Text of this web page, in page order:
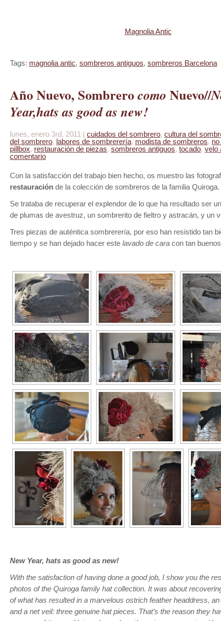
Magnolia Antic
Tags: magnolia antic, sombreros antiguos, sombreros Barcelona
Año Nuevo, Sombrerocomo Nuevo//
Year,hats as good as new!
lunes, enero 3rd, 2011 | cuidados del sombrero, cultura del
del sombrero, labores de sombrerería, modista de sombreros,
pillbox, restauración de piezas, sombreros antiguos, tocado, velo
comentario
Con la satisfacción del trabajo bien hecho, os muestro las
restauración de la colección de sombreros de la familia Quiroga.
Se trataba de recuperar el explendor de lo que ha resultado ser
de plumas de avestruz, un sombrerito de fieltro y astracán, y un
Tres piezas de auténtica sombrerería, por eso han resistido tan
tiempo y se han dejado hacer este lavado de cara con tan
New Year, hats as good as new!
With the satisfaction of having done a good job, I show you the
photos of the Quiroga family hat collection. It was about
of what has resulted in a marvelous ostrich feather headdress,
and a net veil: three genuine hat pieces. That’s the reason they